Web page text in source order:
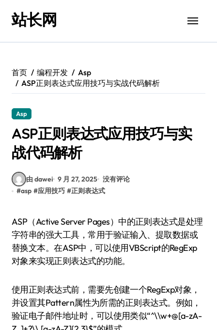
站长网
首页 编程开发
Asp
ASP正则表达式应用技巧与实战代码解析
Asp
ASP正则表达式应用技巧与实
战代码解析
由 dawei 9 月 27, 2025 没有评论
#asp #应用技巧 #正则表达式
ASP（Active Server Pages）中的正则表达式是处理
字符串的强大工具，常用于验证输入、提取数据或
替换文本。在ASP中，可以使用VBScript的RegExp
对象来实现正则表达式的功能。
使用正则表达式前，需要先创建一个RegExp对象，
并设置其Pattern属性为所需的正则表达式。例如，
验证电子邮件地址时，可以使用类似“^\\w+@[a-zA-